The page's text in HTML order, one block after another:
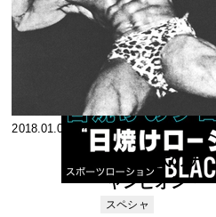
2018.01.07
親子二代のチ
ャンピオン・
ビルダー
スペシャ